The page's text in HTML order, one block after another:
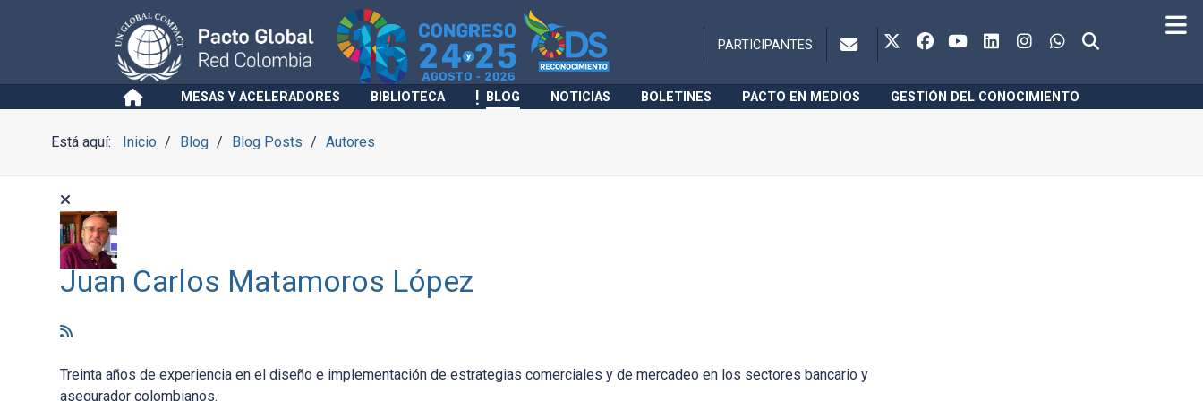
PARTICIPANTES
MESAS Y ACELERADORES BIBLIOTECA BLOG NOTICIAS BOLETINES PACTO EN MEDIOS GESTIÓN DEL CONOCIMIENTO
Está aquí: Inicio Blog Blog Posts Autores
Juan Carlos Matamoros López
Treinta años de experiencia en el diseño e implementación de estrategias comerciales y de mercadeo en los sectores bancario y
asegurador colombianos.